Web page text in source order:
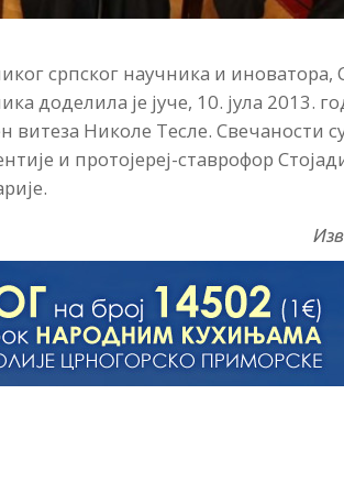
српског научника и иноватора,
доделила је јуче, 10. јула 2013.
витеза Николе Тесле. Свечаности
и протојереј-ставрофор